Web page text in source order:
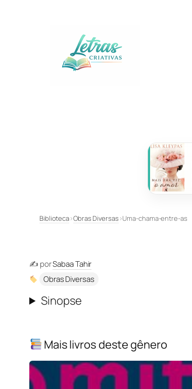
Biblioteca›Obras Diversas›Uma-chama-entre-as
✍️ porSabaa Tahir
Obras Diversas
Sinopse
Mais livros deste gênero